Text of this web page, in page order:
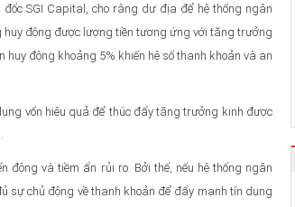
SGI Capital, cho rằng dư địa để hệ thống ngân
động được lượng tiền tương ứng với tăng trưởng
động khoảng 5% khiến hệ số thanh khoản và an
vốn hiệu quả để thúc đẩy tăng trưởng kinh được
động và tiềm ẩn rủi ro. Bởi thế, nếu hệ thống ngân
sự chủ động về thanh khoản để đẩy mạnh tín dụng